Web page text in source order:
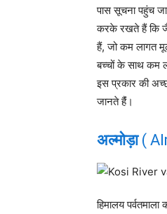
पास सूचना पहुंच
करके रखते हैं कि
हैं, जो कम लागत
बच्चों के साथ कम
इस प्रकार की
जानते हैंं।
अल्मोड़ा(
हिमालय